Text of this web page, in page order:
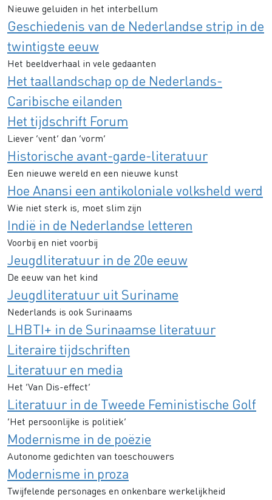
Nieuwe geluiden in het interbellum
Geschiedenis van de Nederlandse strip in de
twintigste eeuw
Het beeldverhaal in vele gedaanten
Het taallandschap op de Nederlands-
Caribische eilanden
Het tijdschrift Forum
Liever ‘vent’ dan ‘vorm’
Historische avant-garde-literatuur
Een nieuwe wereld en een nieuwe kunst
Hoe Anansi een antikoloniale volksheld werd
Wie niet sterk is, moet slim zijn
Indië in de Nederlandse letteren
Voorbij en niet voorbij
Jeugdliteratuur in de 20e eeuw
De eeuw van het kind
Jeugdliteratuur uit Suriname
Nederlands is ook Surinaams
LHBTI+ in de Surinaamse literatuur
Literaire tijdschriften
Literatuur en media
Het ‘Van Dis-effect’
Literatuur in de Tweede Feministische Golf
‘Het persoonlijke is politiek’
Modernisme in de poëzie
Autonome gedichten van toeschouwers
Modernisme in proza
Twijfelende personages en onkenbare werkelijkheid